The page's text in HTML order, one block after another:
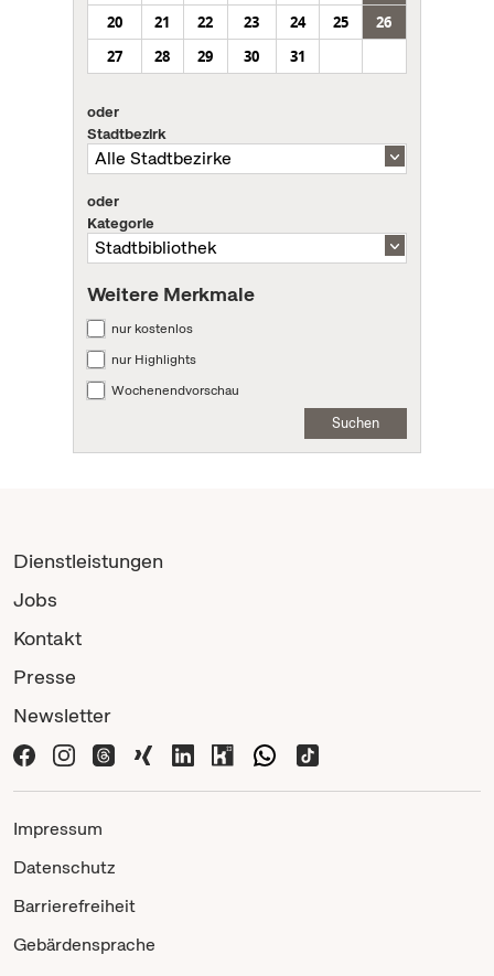
20
21 22 23 24 25
26
27
28 29 30 31
oder
Stadtbezirk
oder
Kategorie
Weitere Merkmale
nur kostenlos
nur Highlights
Wochenendvorschau
Suchen
Dienstleistungen
Jobs
Kontakt
Presse
Newsletter
Impressum
Datenschutz
Barrierefreiheit
Gebärdensprache